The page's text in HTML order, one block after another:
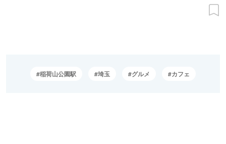
稲荷山公園駅 埼玉 グルメ カフェ